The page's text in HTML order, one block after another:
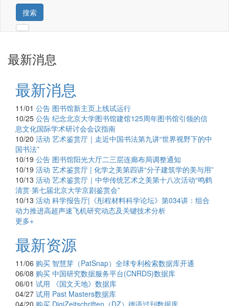
搜索
最新消息
最新消息
11/01 公告 图书馆新主页上线试运行
10/25 公告 纪念北京大学图书馆建馆125周年图书馆引领的信
息文化国际学术研讨会会议指南
10/20 活动 艺术鉴赏厅｜走近中国书法第九讲“世界视野下的中
国书法”
10/19 公告 图书馆阳光大厅二三层连廊布局调整通知
10/19 活动 艺术鉴赏厅 | 化学之美第四讲“分子建筑学的美与用”
10/13 活动 艺术鉴赏厅｜中华传统艺术之美第十八次活动“鸣鹤
清赏·第七届北京大学京剧鉴赏会”
10/13 活动 科学报告厅|《彤程材料科学论坛》第034讲：组合
动力推进高超声速飞机研究动态及关键技术分析
更多+
最新资源
11/06 购买 智慧芽（PatSnap）全球专利检索数据库开通
06/08 购买 中国研究数据服务平台(CNRDS)数据库
06/01 试用
《国文天地》数据库
04/27 试用 Past Masters数据库